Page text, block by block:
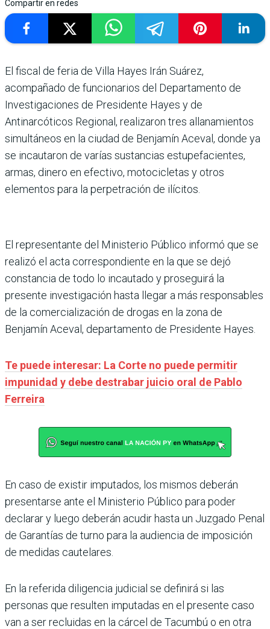
Compartir en redes
El fiscal de feria de Villa Hayes Irán Suárez,
acompañado de funcionarios del Departamento de
Investigaciones de Presidente Hayes y de
Antinarcóticos Regional, realizaron tres allanamientos
simultáneos en la ciudad de Benjamín Aceval, donde ya
se incautaron de varías sustancias estupefacientes,
armas, dinero en efectivo, motocicletas y otros
elementos para la perpetración de ilícitos.
El representante del Ministerio Público informó que se
realizó el acta correspondiente en la que se dejó
constancia de todo lo incautado y proseguirá la
presente investigación hasta llegar a más responsables
de la comercialización de drogas en la zona de
Benjamín Aceval, departamento de Presidente Hayes.
Te puede interesar: La Corte no puede permitir
impunidad y debe destrabar juicio oral de Pablo
Ferreira
En caso de existir imputados, los mismos deberán
presentarse ante el Ministerio Público para poder
declarar y luego deberán acudir hasta un Juzgado Penal
de Garantías de turno para la audiencia de imposición
de medidas cautelares.
En la referida diligencia judicial se definirá si las
personas que resulten imputadas en el presente caso
van a ser recluidas en la cárcel de Tacumbú o en otra